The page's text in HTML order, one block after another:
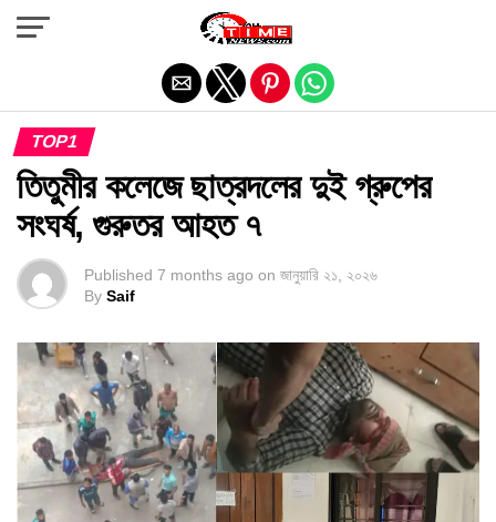
TOP1
তিতুমীর কলেজে ছাত্রদলের দুই গ্রুপের
সংঘর্ষ, গুরুতর আহত ৭
Published 7 months ago on জানুয়ারি ২১, ২০২৬
By Saif
Exit mobile version